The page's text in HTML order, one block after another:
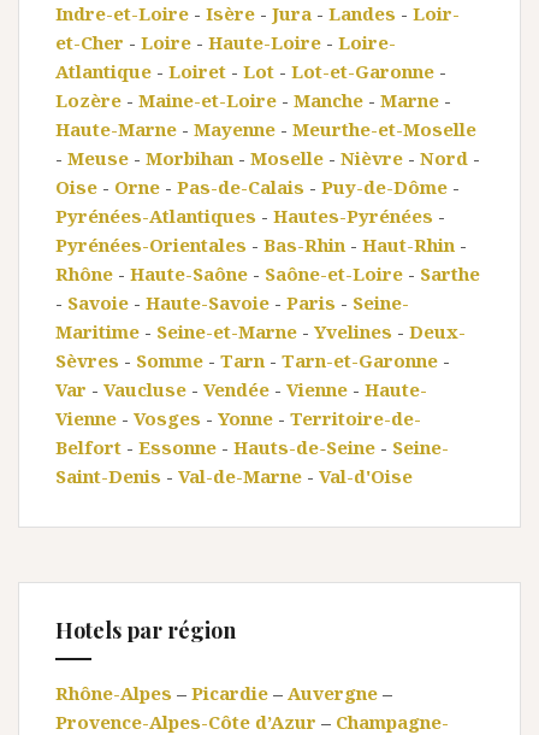
Indre-et-Loire - Isère - Jura - Landes - Loir-
et-Cher - Loire - Haute-Loire - Loire-
Atlantique - Loiret - Lot - Lot-et-Garonne -
Lozère - Maine-et-Loire - Manche - Marne -
Haute-Marne - Mayenne - Meurthe-et-Moselle
- Meuse - Morbihan - Moselle - Nièvre - Nord -
Oise - Orne - Pas-de-Calais - Puy-de-Dôme -
Pyrénées-Atlantiques - Hautes-Pyrénées -
Pyrénées-Orientales - Bas-Rhin - Haut-Rhin -
Rhône - Haute-Saône - Saône-et-Loire - Sarthe
- Savoie - Haute-Savoie - Paris - Seine-
Maritime - Seine-et-Marne - Yvelines - Deux-
Sèvres - Somme - Tarn - Tarn-et-Garonne -
Var - Vaucluse - Vendée - Vienne - Haute-
Vienne - Vosges - Yonne - Territoire-de-
Belfort - Essonne - Hauts-de-Seine - Seine-
Saint-Denis - Val-de-Marne - Val-d'Oise
Hotels par région
Rhône-Alpes – Picardie – Auvergne –
Provence-Alpes-Côte d’Azur – Champagne-